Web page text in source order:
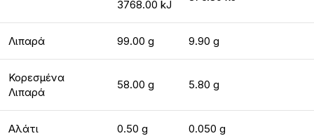
3768.00 kJ
Λιπαρά 99.00 g 9.90 g
Κορεσμένα
Λιπαρά
58.00 g 5.80 g
Αλάτι 0.50 g 0.050 g